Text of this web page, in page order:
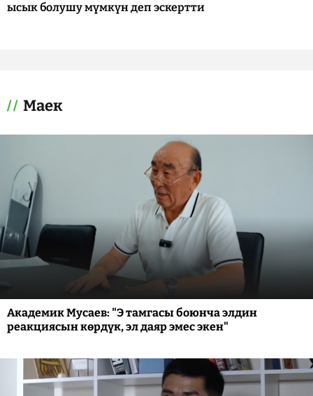
ысык болушу мүмкүн деп эскертти
Маек
Академик Мусаев: "Э тамгасы боюнча элдин
реакциясын көрдүк, эл даяр эмес экен"